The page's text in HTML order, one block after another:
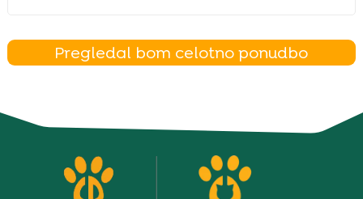
Pregledal bom celotno ponudbo